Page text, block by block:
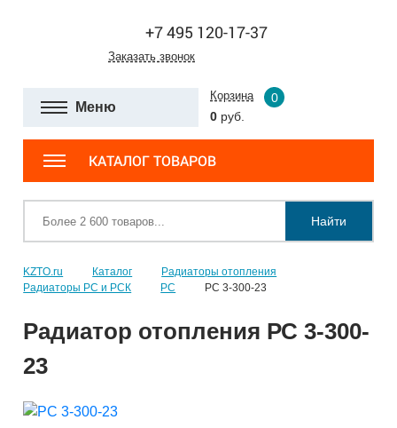
+7 495 120-17-37
Заказать звонок
Меню
Корзина
0
0 руб.
КАТАЛОГ ТОВАРОВ
Найти
KZTO.ru Каталог
Радиаторы отопления
Радиаторы РС и РСК
РС РС 3-300-23
Радиатор отопления РС 3-300-
23